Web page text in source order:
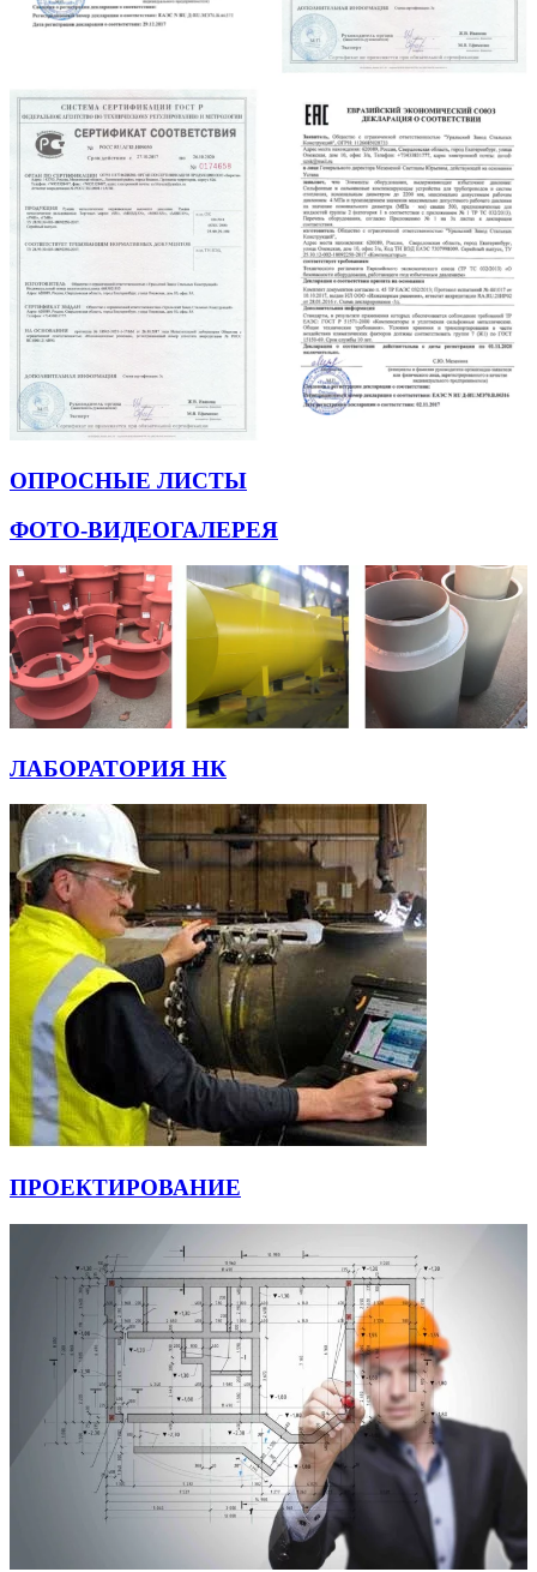
ОПРОСНЫЕ ЛИСТЫ
ФОТО-ВИДЕОГАЛЕРЕЯ
ЛАБОРАТОРИЯ НК
ПРОЕКТИРОВАНИЕ